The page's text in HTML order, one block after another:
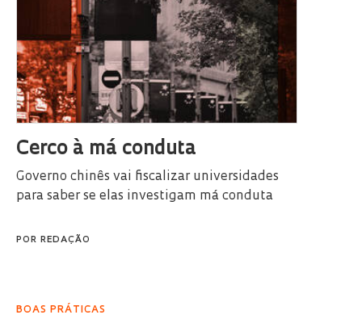
Cerco à má conduta
Governo chinês vai fiscalizar universidades
para saber se elas investigam má conduta
POR REDAÇÃO
BOAS PRÁTICAS